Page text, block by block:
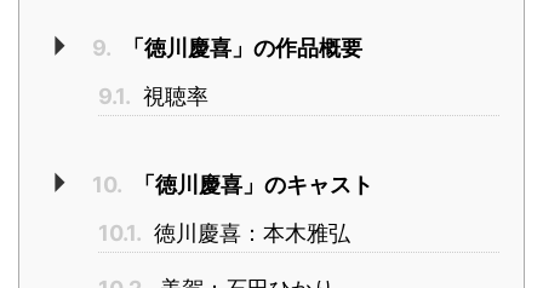
9.
「徳川慶喜」の作品概要
9.1. 視聴率
10.
「徳川慶喜」のキャスト
10.1. 徳川慶喜：本木雅弘